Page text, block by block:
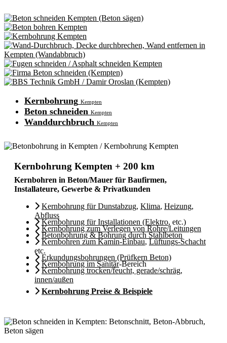
Kernbohrung Kempten
Beton schneiden Kempten
Wanddurchbruch Kempten
Kernbohrung Kempten + 200 km
Kernbohren in Beton/Mauer für Baufirmen,
Installateure, Gewerbe & Privatkunden
Kernbohrung für Dunstabzug, Klima, Heizung,
Abfluss
Kernbohrung für Installationen (Elektro, etc.)
Kernbohrung zum Verlegen von Rohre/Leitungen
Betonbohrung & Bohrung durch Stahlbeton
Kernbohren zum Kamin-Einbau,Lüftungs-Schacht
etc.
Erkundungsbohrungen (Prüfkern Beton)
Kernbohrung im Sanitär-Bereich
Kernbohrung trocken/feucht, gerade/schräg,
innen/außen
Kernbohrung Preise & Beispiele